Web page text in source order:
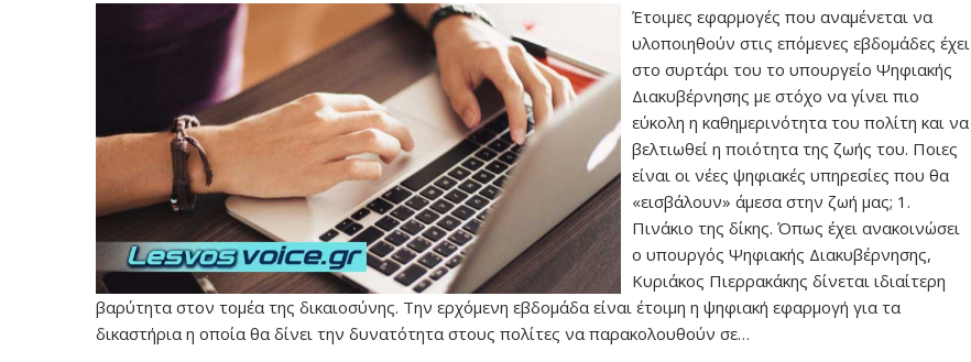
Έτοιμες εφαρμογές που αναμένεται να
υλοποιηθούν στις επόμενες εβδομάδες έχει
στο συρτάρι του το υπουργείο Ψηφιακής
Διακυβέρνησης με στόχο να γίνει πιο
εύκολη η καθημερινότητα του πολίτη και να
βελτιωθεί η ποιότητα της ζωής του. Ποιες
είναι οι νέες ψηφιακές υπηρεσίες που θα
«εισβάλουν» άμεσα στην ζωή μας; 1.
Πινάκιο της δίκης. Όπως έχει ανακοινώσει
ο υπουργός Ψηφιακής Διακυβέρνησης,
Κυριάκος Πιερρακάκης δίνεται ιδιαίτερη
βαρύτητα στον τομέα της δικαιοσύνης. Την ερχόμενη εβδομάδα είναι έτοιμη η ψηφιακή εφαρμογή για τα
δικαστήρια η οποία θα δίνει την δυνατότητα στους πολίτες να παρακολουθούν σε…